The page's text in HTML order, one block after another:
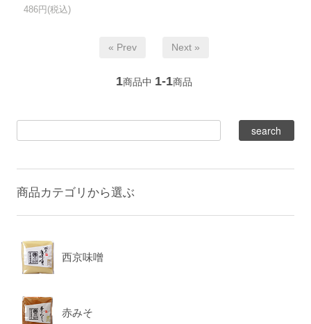
486円(税込)
« Prev Next »
1商品中 1-1商品
商品カテゴリから選ぶ
西京味噌
赤みそ